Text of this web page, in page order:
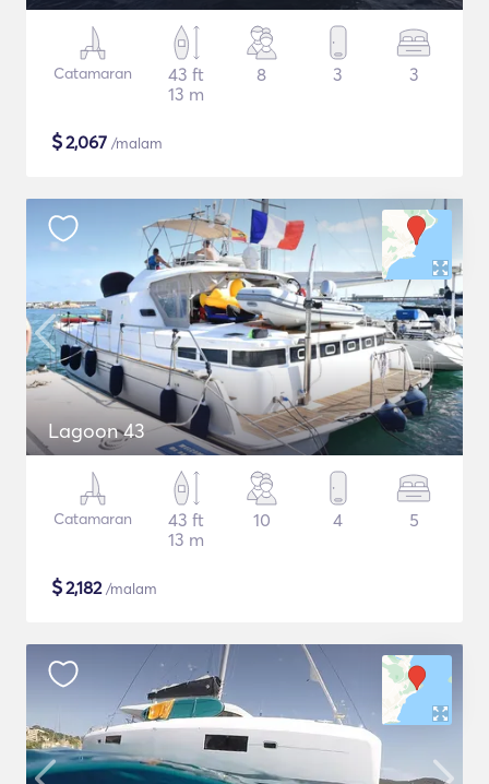
Catamaran
43 ft
13 m
8 3 3
$2,067 /malam
Lagoon 43
Catamaran
43 ft
13 m
10 4 5
$2,182/malam